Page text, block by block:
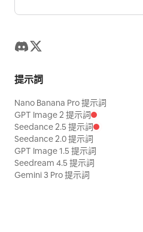
提示詞
Nano Banana Pro 提示詞
GPT Image 2 提示詞
Seedance 2.5 提示詞
Seedance 2.0 提示詞
GPT Image 1.5 提示詞
Seedream 4.5 提示詞
Gemini 3 Pro 提示詞